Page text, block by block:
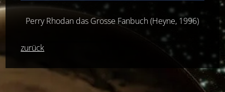
Perry Rhodan das Grosse Fanbuch (Heyne, 1996)
zurück